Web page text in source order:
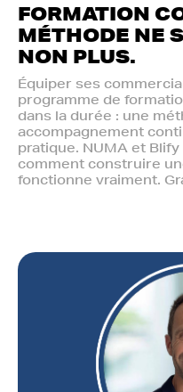
FORMATION
MÉTHODE NE
NON PLUS.‍
Équiper ses
programme de
dans la durée : une
accompagnement
pratique. NUMA et
comment construire
fonctionne vraiment.